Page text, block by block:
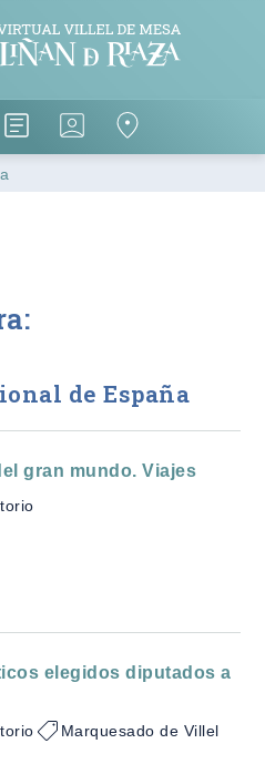
de España
gran mundo. Viajes
elegidos diputados a
Marquesado de Villel